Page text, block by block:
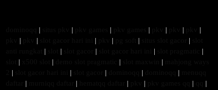
| | | | | |
|
| | | | | |
| | | |
|
| | | |
| | | | |
| | | | |
|